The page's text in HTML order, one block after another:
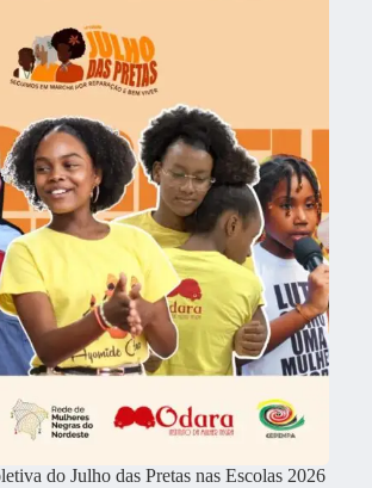
do Julho das Pretas nas Escolas 2026